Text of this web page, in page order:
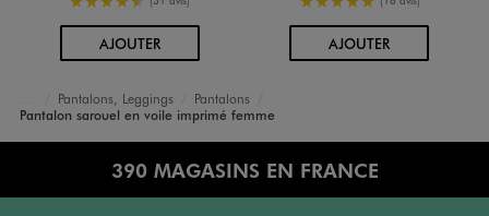
AJOUTERAU PANIER AJOUTERAU PANIER
Accueil
Femme
Vêtements
Pantalons, Leggings
Pantalons
Pantalon sarouel en voile imprimé femme
390 MAGASINS EN FRANCE